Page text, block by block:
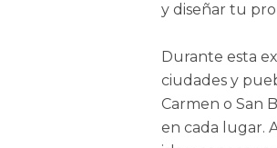
y diseñar tu
Durante esta
ciudades y
Carmen o San
en cada lugar.